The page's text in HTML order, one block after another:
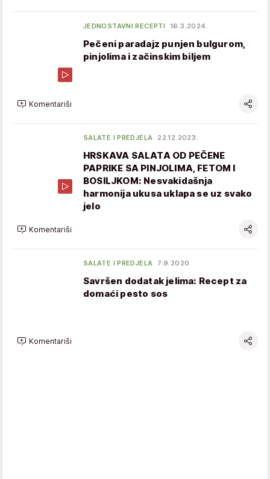
JEDNOSTAVNI RECEPTI 16.3.2024.
Pečeni paradajz punjen bulgurom,
pinjolima i začinskim biljem
Komentariši
SALATE I PREDJELA 22.12.2023.
HRSKAVA SALATA OD PEČENE
PAPRIKE SA PINJOLIMA, FETOM I
BOSILJKOM: Nesvakidašnja
harmonija ukusa uklapa se uz svako
jelo
Komentariši
SALATE I PREDJELA 7.9.2020.
Savršen dodatak jelima: Recept za
domaći pesto sos
Komentariši